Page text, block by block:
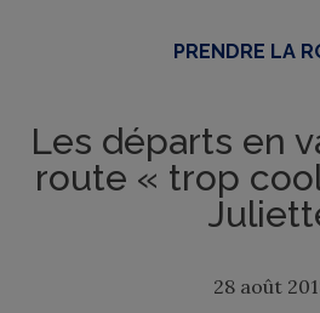
PRENDRE LA
Les départs en
route « trop
28 août